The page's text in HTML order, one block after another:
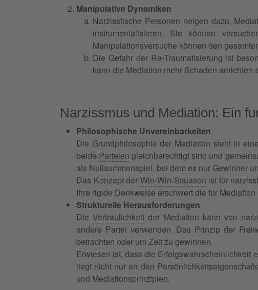
Manipulative Dynamiken
Narzisstische Personen neigen dazu,
instrumentalisieren. Sie können
Manipulationsversuche können den
Die Gefahr der Re-Traumatisierung ist
kann die Mediation mehr Schaden
Narzissmus und Mediation: Ein
Philosophische Unvereinbarkeiten
Die Grundphilosophie der Mediation steht in
beide Parteien gleichberechtigt sind und
als Nullsummenspiel, bei dem es nur Gewinner
Das Konzept der Win-Win-Situation ist für
Ihre rigide Denkweise erschwert die für
Strukturelle Herausforderungen
Die Vertraulichkeitder Mediation kann von
andere Partei verwenden. Das Prinzip der
betrachten oder um Zeit zu gewinnen.
Erwiesen ist, dass die Erfolgswahrscheinlichkeit
liegt nicht nur an den
und Mediationsprinzipien.